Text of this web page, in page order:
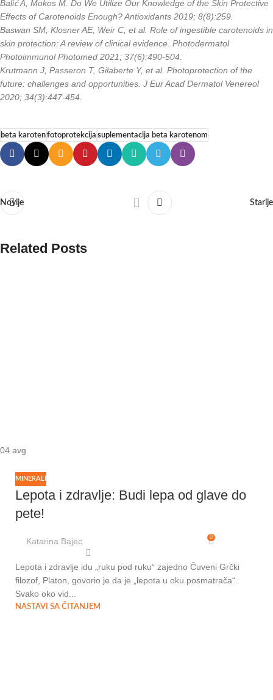
Balić A, Mokos M. Do We Utilize Our Knowledge of the Skin Protective
Effects of Carotenoids Enough? Antioxidants 2019; 8(8):259.
Baswan SM, Klosner AE, Weir C, et al. Role of ingestible carotenoids in
skin protection: A review of clinical evidence. Photodermatol
Photoimmunol Photomed 2021; 37(6):490-504.
Krutmann J, Passeron T, Gilaberte Y, et al. Photoprotection of the
future: challenges and opportunities. J Eur Acad Dermatol Venereol
2020; 34(3):447-454.
beta karotenfotoprotekcija suplementacija beta karotenom
Novije Starije
Related Posts
04 avg
MINERALI
Lepota i zdravlje: Budi lepa od glave do
pete!
Katarina Bajec 0
Lepota i zdravlje idu „ruku pod ruku“ zajedno Čuveni Grčki
filozof, Platon, govorio je da je „lepota u oku posmatrača“.
Svako oko vid...
NASTAVI SA ČITANJEM